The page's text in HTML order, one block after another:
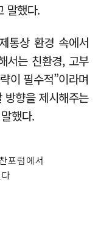
말했다.
통상 환경 속에서
서는 친환경, 고부
이 필수적”이라며
방향을 제시해주는
했다.
포럼에서